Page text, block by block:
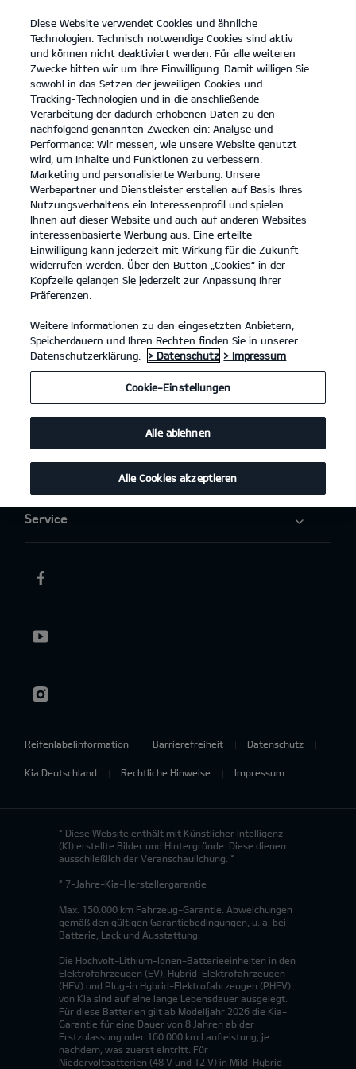
open
menu
KONTAKT
PROBEFAHRT
Modelle
Business
Angebote
Elektromobilität
Aktuelles
Service
Reifenlabelinformation Barrierefreiheit Datenschutz
Kia Deutschland Rechtliche Hinweise Impressum
* Diese Website enthält mit Künstlicher Intelligenz
(KI) erstellte Bilder und Hintergründe. Diese dienen
ausschließlich der Veranschaulichung. *
* 7-Jahre-Kia-Herstellergarantie
Max. 150.000 km Fahrzeug-Garantie. Abweichungen
gemäß den gültigen Garantiebedingungen, u. a. bei
Batterie, Lack und Ausstattung.
Die Hochvolt-Lithium-Ionen-Batterieeinheiten in den
Elektrofahrzeugen (EV), Hybrid-Elektrofahrzeugen
(HEV) und Plug-in Hybrid-Elektrofahrzeugen (PHEV)
von Kia sind auf eine lange Lebensdauer ausgelegt.
Für diese Batterien gilt ab Modelljahr 2026 die Kia-
Garantie für eine Dauer von 8 Jahren ab der
Erstzulassung oder 160.000 km Laufleistung, je
nachdem, was zuerst eintritt. Für
Niedervoltbatterien (48 V und 12 V) in Mild-Hybrid-
Diese Website verwendet Cookies und ähnliche
Technologien. Technisch notwendige Cookies sind aktiv
und können nicht deaktiviert werden. Für alle weiteren
Zwecke bitten wir um Ihre Einwilligung. Damit willigen Sie
sowohl in das Setzen der jeweiligen Cookies und
Tracking-Technologien und in die anschließende
Verarbeitung der dadurch erhobenen Daten zu den
nachfolgend genannten Zwecken ein: Analyse und
Performance: Wir messen, wie unsere Website genutzt
wird, um Inhalte und Funktionen zu verbessern.
Marketing und personalisierte Werbung: Unsere
Werbepartner und Dienstleister erstellen auf Basis Ihres
Nutzungsverhaltens ein Interessenprofil und spielen
Ihnen auf dieser Website und auch auf anderen Websites
interessenbasierte Werbung aus. Eine erteilte
Einwilligung kann jederzeit mit Wirkung für die Zukunft
widerrufen werden. Über den Button „Cookies“ in der
Kopfzeile gelangen Sie jederzeit zur Anpassung Ihrer
Präferenzen.
Weitere Informationen zu den eingesetzten Anbietern,
Speicherdauern und Ihren Rechten finden Sie in unserer
Datenschutzerklärung.
> Datenschutz > Impressum
Cookie-Einstellungen
Alle ablehnen
Alle Cookies akzeptieren